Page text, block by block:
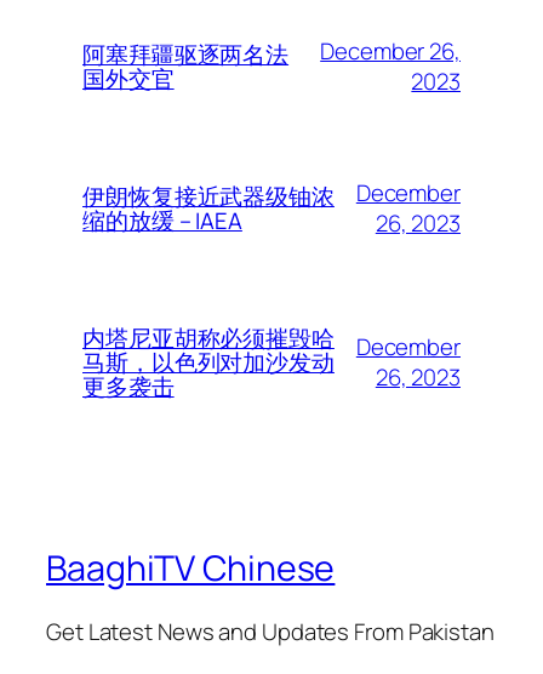
阿塞拜疆驱逐两名法
国外交官
December 26,
2023
伊朗恢复接近武器级铀浓
缩的放缓 – IAEA
December
26, 2023
内塔尼亚胡称必须摧毁哈
马斯，以色列对加沙发动
更多袭击
December
26, 2023
BaaghiTV Chinese
Get Latest News and Updates From Pakistan